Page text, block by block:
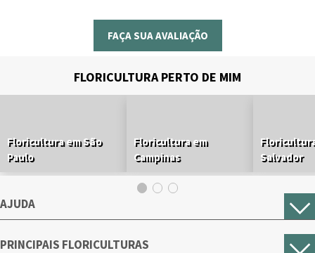
FAÇA SUA AVALIAÇÃO
FLORICULTURA PERTO DE MIM
Floricultura em São
Paulo
Floricultura em
Campinas
Salvador
AJUDA
PRINCIPAIS FLORICULTURAS